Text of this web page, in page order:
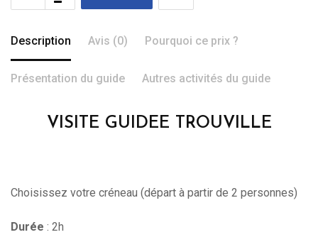
Description Avis (0) Pourquoi ce prix ?
Présentation du guide Autres activités du guide
VISITE GUIDEE TROUVILLE
Choisissez votre créneau (départ à partir de 2 personnes)
Durée : 2h